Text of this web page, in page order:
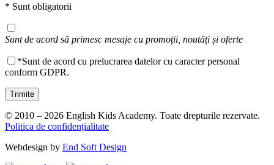
* Sunt obligatorii
Sunt de acord să primesc mesaje cu promoții, noutăți și oferte
*Sunt de acord cu prelucrarea datelor cu caracter personal
conform GDPR.
© 2010 – 2026 English Kids Academy. Toate drepturile rezervate.
Politica de confidențialitate
Webdesign by End Soft Design